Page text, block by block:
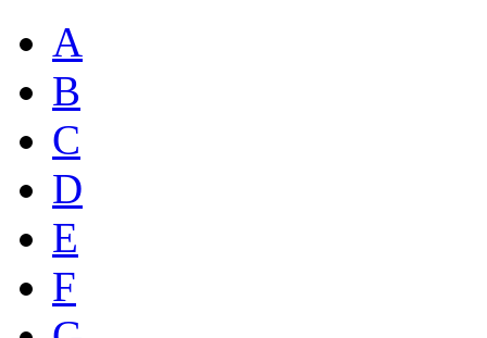
A
B
C
D
E
F